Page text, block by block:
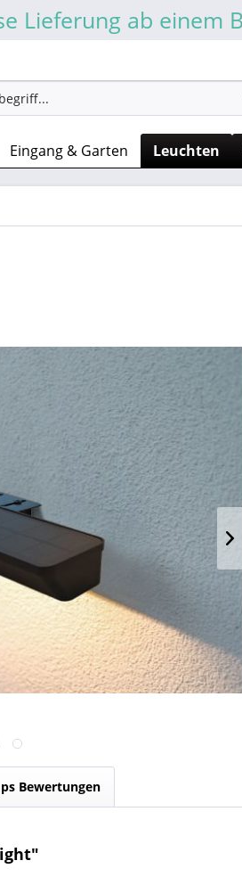
Lieferung ab einem
Eingang & Garten Leuchten
Bewertungen